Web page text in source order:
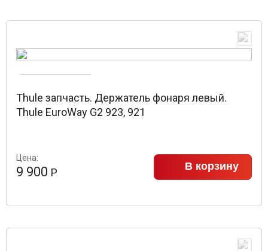
Thule запчасть. Держатель фонаря левый.
Thule EuroWay G2 923, 921
Цена:
9 900 Р В корзину